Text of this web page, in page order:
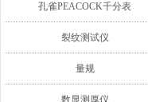
孔雀PEACOCK千分表
裂纹测试仪
量规
数显测厚仪